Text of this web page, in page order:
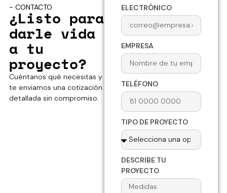
- CONTACTO
¿Listo para
darle vida
a tu
proyecto?
Cuéntanos qué necesitas y
te enviamos una cotización
detallada sin compromiso.
ELECTRÓNICO
EMPRESA
TELÉFONO
TIPO DE PROYECTO
DESCRIBE TU
PROYECTO